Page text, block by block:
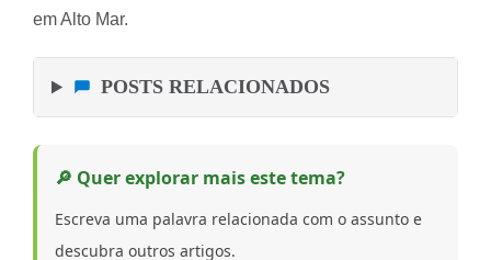
em Alto Mar.
POSTS RELACIONADOS
🔎 Quer explorar mais este tema?
Escreva uma palavra relacionada com o assunto e
descubra outros artigos.